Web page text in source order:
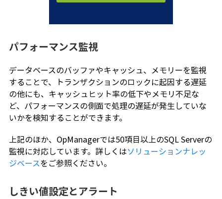
パフォーマンス監視
データベースのバッファやキャッシュ、メモリーを監視
することで、トランザクションのロックに起因する遅延
の他にも、キャッシュヒット率の低下やメモリ不足な
ど、パフォーマンスの側面で処理の遅延が発生していな
いかを検知することができます。
上記のほか、OpManagerでは50項目以上のSQL Serverの
監視に対応しています。詳しくはソリューションナレッ
ジベースをご参照ください。
しきい値設定とアラート